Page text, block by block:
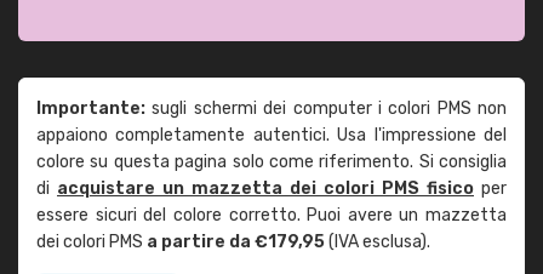
Importante: sugli schermi dei computer i colori PMS non
appaiono completamente autentici. Usa l'impressione del
colore su questa pagina solo come riferimento. Si consiglia
di acquistare un mazzetta dei colori PMS fisico per
essere sicuri del colore corretto. Puoi avere un mazzetta
dei colori PMS a partire da €179,95(IVA esclusa).